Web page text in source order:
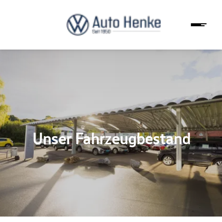
Unser Fahrzeugbestand